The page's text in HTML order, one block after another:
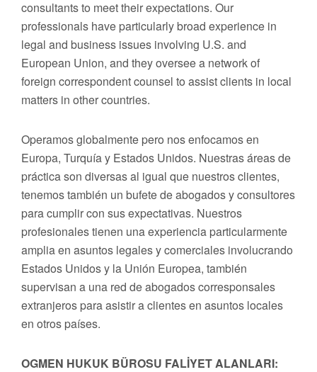
consultants to meet their expectations. Our
professionals have particularly broad experience in
legal and business issues involving U.S. and
European Union, and they oversee a network of
foreign correspondent counsel to assist clients in local
matters in other countries.
Operamos globalmente pero nos enfocamos en
Europa, Turquía y Estados Unidos. Nuestras áreas de
práctica son diversas al igual que nuestros clientes,
tenemos también un bufete de abogados y consultores
para cumplir con sus expectativas. Nuestros
profesionales tienen una experiencia particularmente
amplia en asuntos legales y comerciales involucrando
Estados Unidos y la Unión Europea, también
supervisan a una red de abogados corresponsales
extranjeros para asistir a clientes en asuntos locales
en otros países.
OGMEN HUKUK BÜROSU FALİYET ALANLARI: